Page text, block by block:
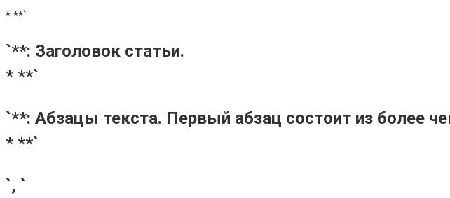
* **`
`**: Заголовок статьи.
* **`
`**: Абзацы текста. Первый абзац состоит из более
* **`
`, `